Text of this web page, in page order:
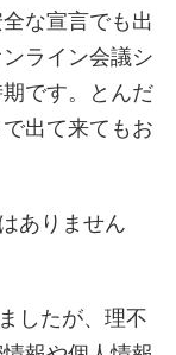
な宣言でも出
ライン会議シ
です。とんだ
出て来てもお
ありません
したが、理不